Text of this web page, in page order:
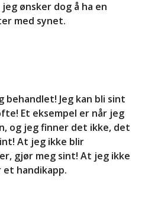
ønsker dog å ha en
med synet.
Jeg kan bli sint
Et eksempel er når jeg
og jeg finner det ikke, det
At jeg ikke blir
gjør meg sint! At jeg ikke
et handikapp.